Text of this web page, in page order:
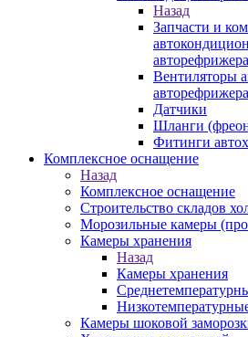
Назад
Запчасти и
Вентиляторы
Датчики
Шланги
Фитинги
Комплексное оснащение
Назад
Комплексное оснащение
Строительство складов
Морозильные камеры
Камеры хранения
Назад
Камеры хранения
Камеры шоковой